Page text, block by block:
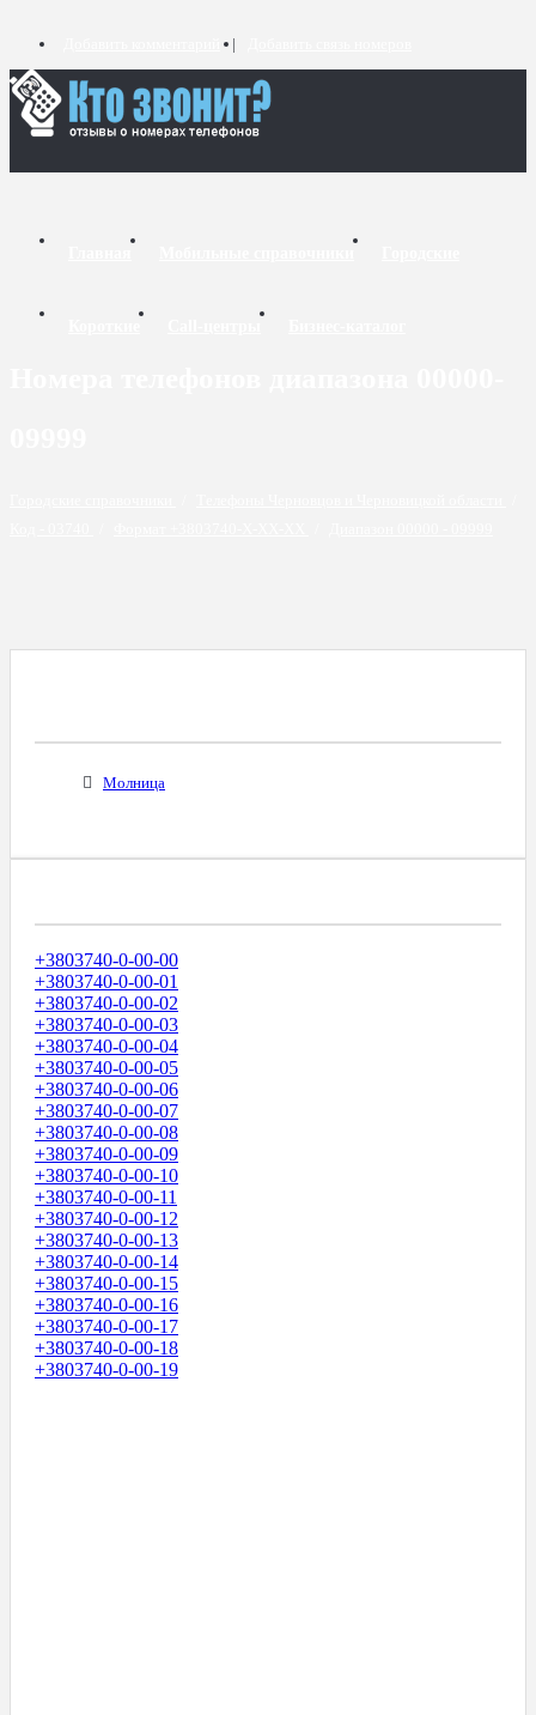
Молница
+3803740-0-00-00
+3803740-0-00-01
+3803740-0-00-02
+3803740-0-00-03
+3803740-0-00-04
+3803740-0-00-05
+3803740-0-00-06
+3803740-0-00-07
+3803740-0-00-08
+3803740-0-00-09
+3803740-0-00-10
+3803740-0-00-11
+3803740-0-00-12
+3803740-0-00-13
+3803740-0-00-14
+3803740-0-00-15
+3803740-0-00-16
+3803740-0-00-17
+3803740-0-00-18
+3803740-0-00-19